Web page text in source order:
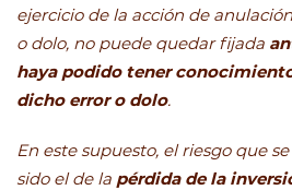
ejercicio de la acción de
o dolo, no puede quedar fijada
haya podido tener
dicho error o dolo.
En este supuesto, el riesgo que
sido el de la pérdida de la